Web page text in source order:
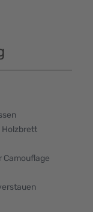
Holzbrett
Camouflage